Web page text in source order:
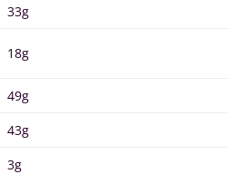
33g
18g
49g
43g
3g